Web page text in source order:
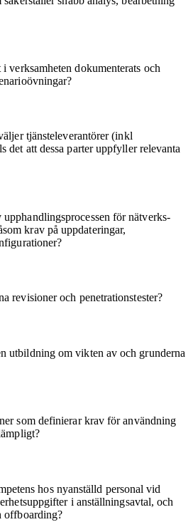
verksamheten dokumenterats och
tjänsteleverantörer (inkl
det att dessa parter uppfyller relevanta
för nätverks-
krav på uppdateringar,
revisioner och penetrationstester?
utbildning om vikten av och grunderna
som definierar krav för användning
hos nyanställd personal vid
i anställningsavtal, och
offboarding?